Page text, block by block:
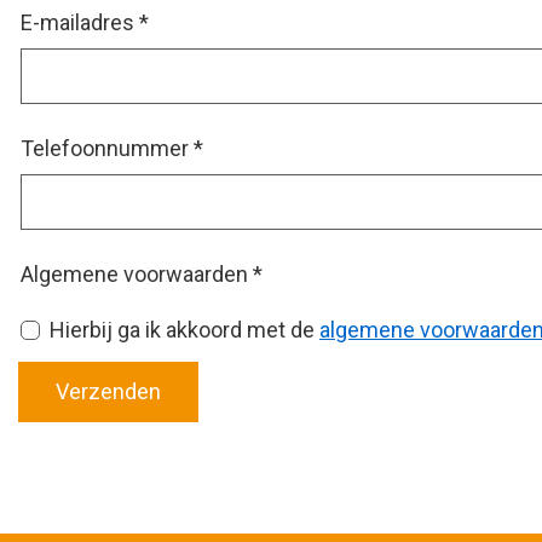
E-mailadres *
Telefoonnummer*
Algemene voorwaarden *
Hierbij ga ik akkoord met de algemene